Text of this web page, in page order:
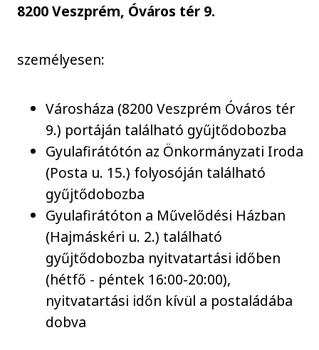
8200 Veszprém, Óváros tér 9.
személyesen:
Városháza (8200 Veszprém Óváros tér
9.) portáján található gyűjtődobozba
Gyulafirátótón az Önkormányzati Iroda
(Posta u. 15.) folyosóján található
gyűjtődobozba
Gyulafirátóton a Művelődési Házban
(Hajmáskéri u. 2.) található
gyűjtődobozba nyitvatartási időben
(hétfő - péntek 16:00-20:00),
nyitvatartási időn kívül a postaládába
dobva